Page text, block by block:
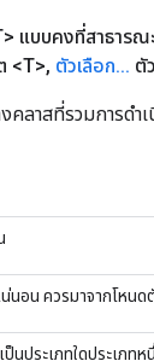
แบบคงที่สาธารณ
<T>, ตัวเลือก... ตั
งคลาสที่รวมการด
น่นอน ควรมาจากโหนด
ป็นประเภทใดประเภ